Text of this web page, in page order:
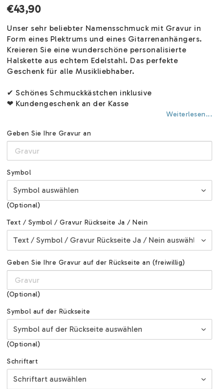
€43,90
Unser sehr beliebter Namensschmuck mit Gravur in
Form eines Plektrums und eines Gitarrenanhängers.
Kreieren Sie eine wunderschöne personalisierte
Halskette aus echtem Edelstahl. Das perfekte
Geschenk für alle Musikliebhaber.
✔ Schönes Schmuckkästchen inklusive
❤ Kundengeschenk an der Kasse
Weiterlesen...
Geben Sie Ihre Gravur an
Symbol
(Optional)
Text / Symbol / Gravur Rückseite Ja / Nein
Geben Sie Ihre Gravur auf der Rückseite an (freiwillig)
(Optional)
Symbol auf der Rückseite
(Optional)
Schriftart